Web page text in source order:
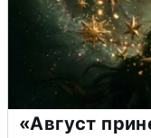
«Август